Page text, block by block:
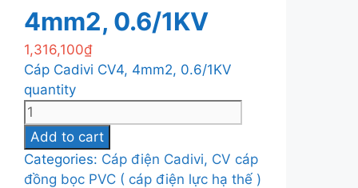
4mm2, 0.6/1KV
1,316,100₫
Cáp Cadivi CV4, 4mm2, 0.6/1KV
quantity
Add to cart
Categories: Cáp điện Cadivi, CV cáp
đồng bọc PVC ( cáp điện lực hạ thế )